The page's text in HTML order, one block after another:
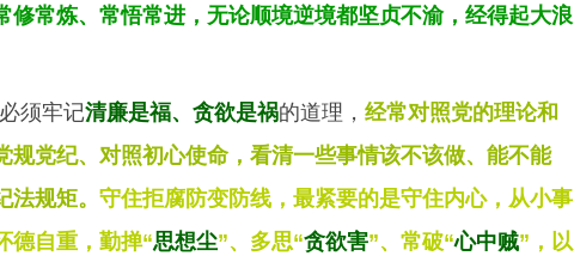
修常炼、常悟常进，无论顺境逆境都坚贞不渝，经得起大浪
须牢记清廉是福、贪欲是祸的道理， 经常对照党的理论和
规党纪、对照初心使命，看清一些事情该不该做、能不能
规矩。 守住拒腐防变防线，最紧要的是守住内心，从小事
德自重，勤掸“思想尘”、多思“贪欲害”、常破“心中贼”，以